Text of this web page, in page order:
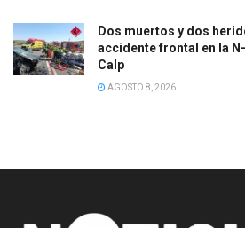
Dos muertos y dos
accidente frontal en la
Calp
AGOSTO 8, 2026